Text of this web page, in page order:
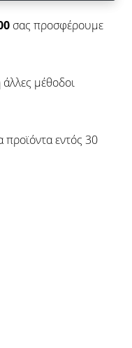
σας προσφέρουμε
μέθοδοι
προϊόντα εντός 30